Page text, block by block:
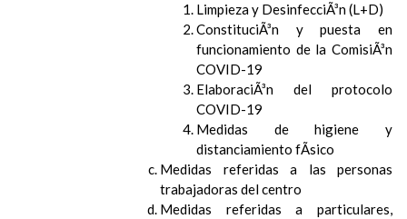
Limpieza y DesinfecciÃ³n (L+D)
ConstituciÃ³n y puesta en
funcionamiento de la ComisiÃ³n
COVID-19
ElaboraciÃ³n del protocolo
COVID-19
Medidas de higiene y
distanciamiento fÃ­sico
Medidas referidas a las personas
trabajadoras del centro
Medidas referidas a particulares,